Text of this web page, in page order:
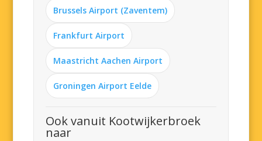
Brussels Airport (Zaventem)
Frankfurt Airport
Maastricht Aachen Airport
Groningen Airport Eelde
Ook vanuit Kootwijkerbroek
naar